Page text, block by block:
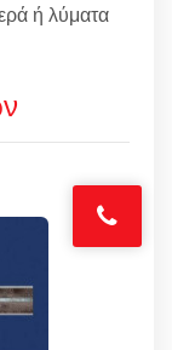
ή λύματα